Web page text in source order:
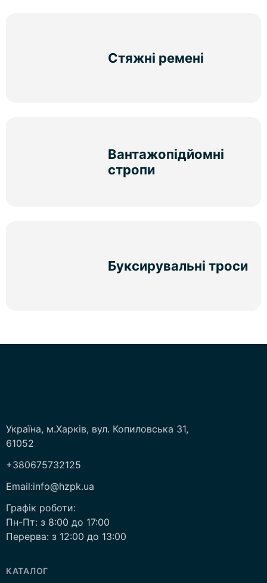
Стяжні ремені
Вантажопідйомні
стропи
Буксирувальні троси
Україна, м.Харків, вул. Копиловська 31,
61052
+380675732125
Email:info@hzpk.ua
Графік роботи:
Пн-Пт: з 8:00 до 17:00
Перерва: з 12:00 до 13:00
КАТАЛОГ